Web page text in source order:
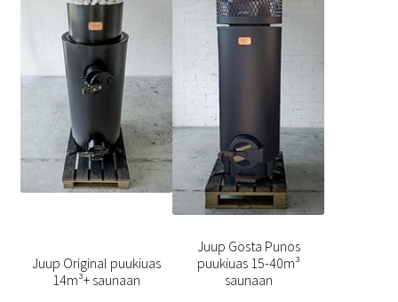
Juup Original puukiuas
14m³+ saunaan
Juup Gösta Punos
puukiuas 15-40m³
saunaan